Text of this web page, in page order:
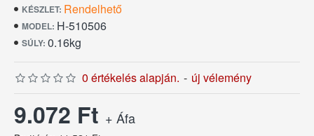
KÉSZLET: Rendelhető
MODEL: H-510506
SÚLY: 0.16kg
0 értékelés alapján. - új vélemény
9.072 Ft + Áfa